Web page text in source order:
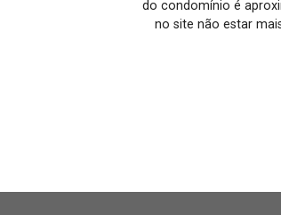
do condomínio é
no site não estar